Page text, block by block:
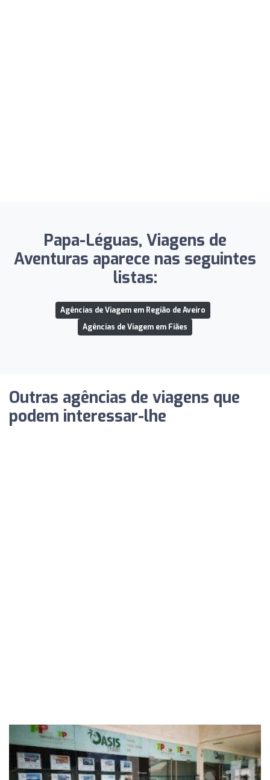
Papa-Léguas, Viagens de
Aventuras aparece nas seguintes
listas:
Agências de Viagem em Região de Aveiro
Agências de Viagem em Fiães
Outras agências de viagens que
podem interessar-lhe